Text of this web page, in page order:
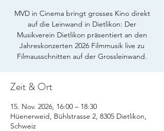
MVD in Cinema bringt grosses Kino direkt
auf die Leinwand in Dietlikon: Der
Musikverein Dietlikon präsentiert an den
Jahreskonzerten 2026 Filmmusik live zu
Filmausschnitten auf der Grossleinwand.
Zeit & Ort
15. Nov. 2026, 16:00 – 18:30
Hüenerweid, Bühlstrasse 2, 8305 Dietlikon,
Schweiz